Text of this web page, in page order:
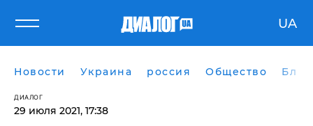
UA
Новости Украина россия Общество
ДИАЛОГ
29 июля 2021, 17:38